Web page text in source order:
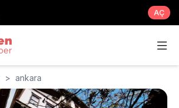
AÇ
> ankara